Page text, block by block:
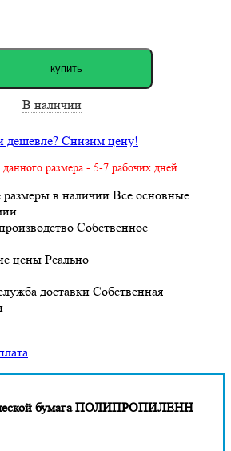
купить
В наличии
дешевле? Снизим цену!
размера - 5-7 рабочих дней
Все основные
Собственное
Реально
Собственная
бумага ПОЛИПРОПИЛЕНН